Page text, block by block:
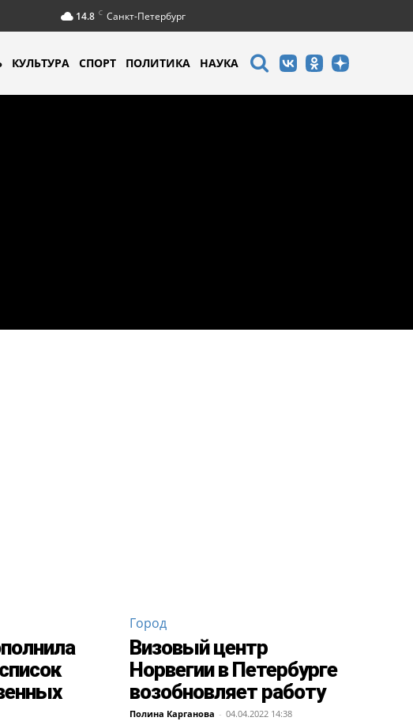
14.8 C Санкт-Петербург
КУЛЬТУРА СПОРТ ПОЛИТИКА НАУКА
Город
Визовый центр
Норвегии в Петербурге
возобновляет работу
Полина Карганова - 04.04.2022 14:38